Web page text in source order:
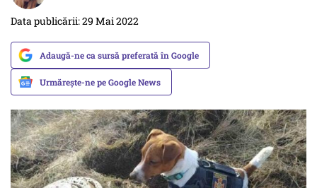
Data publicării: 29 Mai 2022
Adaugă-ne ca sursă preferată în Google
Urmărește-ne pe Google News